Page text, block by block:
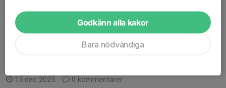
Vi behöver föräldrar som ska sitta i...
Läs mer
15 dec 2025
0 kommentarer
Godkänn alla kakor
Bara nödvändiga